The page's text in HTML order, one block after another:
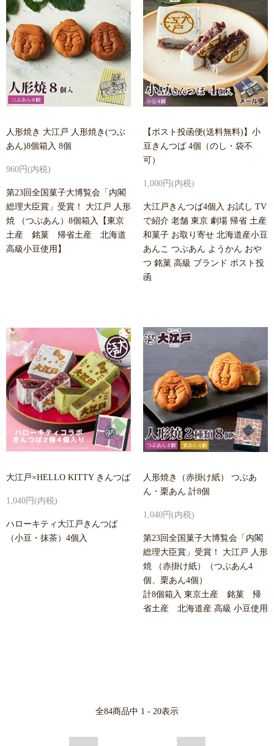
人形焼き 大江戸 人形焼き(つぶ
あん)8個箱入 8個
960円(内税)
第23回全国菓子大博覧会「内閣
総理大臣賞」受賞！ 大江戸 人形
焼 （つぶあん）8個箱入【東京
土産 銘菓 帰省土産 北海道
高級小豆使用】
【ポスト投函便(送料無料)】小
豆きんつば 4個（のし・袋不
可）
1,000円(内税)
大江戸きんつば4個入 お試し TV
で紹介 老舗 東京 劇場 帰省 土産
和菓子 お取り寄せ 北海道産小豆
あんこ つぶあん ようかん おや
つ 銘菓 高級 ブランド ポスト投
函
大江戸×HELLO KITTY きんつば
1,040円(内税)
ハローキティ大江戸きんつば
（小豆・抹茶）4個入
人形焼き（赤掛け紙） つぶあ
ん・栗あん 計8個
1,040円(内税)
第23回全国菓子大博覧会「内閣
総理大臣賞」受賞！ 大江戸 人形
焼 （赤掛け紙）（つぶあん4
個、栗あん4個）
計8個箱入 東京土産 銘菓 帰
省土産 北海道産 高級 小豆使用
全84商品中 1 - 20表示